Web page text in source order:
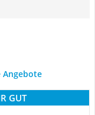
Angebote
GUT